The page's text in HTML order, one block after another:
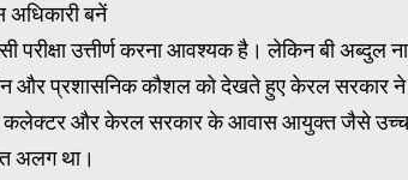
अधिकारी बनें
उत्तीर्ण करना आवश्यक है। लेकिन बी अब्दुल
और प्रशासनिक कौशल को देखते हुए केरल सरकार
कलेक्टर और केरल सरकार के आवास आयुक्त जैसे
अलग था।